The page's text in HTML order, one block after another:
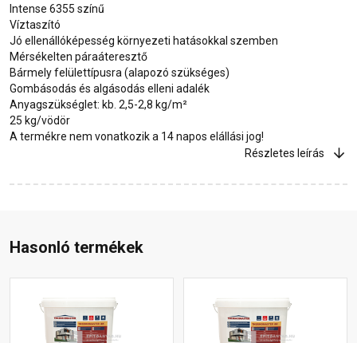
Intense 6355 színű
Víztaszító
Jó ellenállóképesség környezeti hatásokkal szemben
Mérsékelten páraáteresztő
Bármely felülettípusra (alapozó szükséges)
Gombásodás és algásodás elleni adalék
Anyagszükséglet: kb. 2,5-2,8 kg/m²
25 kg/vödör
A termékre nem vonatkozik a 14 napos elállási jog!
Részletes leírás
Hasonló termékek